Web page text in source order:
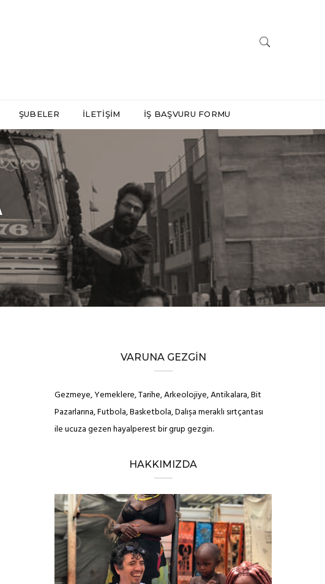
ŞUBELER İLETIŞIM İŞ BAŞVURU FORMU
VARUNA GEZGIN
Gezmeye, Yemeklere, Tarihe, Arkeolojiye, Antikalara, Bit
Pazarlarına, Futbola, Basketbola, Dalışa meraklı sırtçantası
ile ucuza gezen hayalperest bir grup gezgin.
HAKKIMIZDA